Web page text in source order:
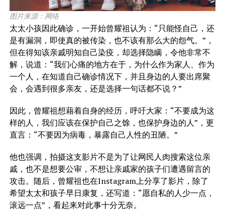
图片来源：网络
太太小孩因此确诊，一开始曾耀祖认为：“只能怪自己，还
是有漏洞，即使真的被传染，也不该有那么大的怨气。”，
但在得知该亲戚明知自己染疫，却选择隐瞒，令他非常不
解，说道：“我们心痛的地方在于，为什么作为家人、作为
一个人，在知道自己确诊情况下，并且身边的人要出席聚
会，会遇到很多亲友，还是选择一句话都不说？”
因此，曾耀祖想藉着自身的经历，呼吁大家：“不要成为这
样的人，我们应该在保护自己之馀，也保护身边的人”，更
直言：“不要因为病毒，暴露自己人性的丑陋。”
他也强调，拍摄这支影片不是为了让网民人肉搜索这位亲
戚，也不是想要公审，不想让亲戚家的孩子们遭遇留言的
攻击。随后，曾耀祖也在Instagram上分享了影片，除了
希望太太和孩子早日康复，还写道：“愿自私的人少一点，
滚远一点”，看起来对此事十分无奈。